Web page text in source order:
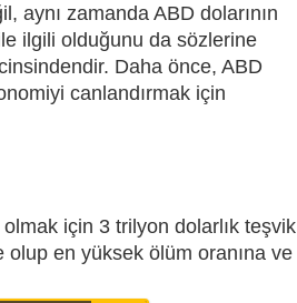
aynı zamanda ABD dolarının
ilgili olduğunu da sözlerine
Daha önce, ABD
canlandırmak için
için 3 trilyon dolarlık teşvik
en yüksek ölüm oranına ve